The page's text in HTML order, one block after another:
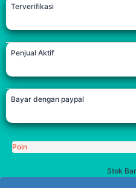
Terverifikasi
Penjual Aktif
Bayar dengan paypal
Poin
Stok